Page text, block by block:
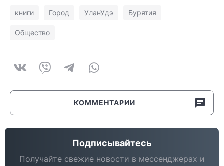
книги Город УланУдэ Бурятия
Общество
КОММЕНТАРИИ
Подписывайтесь
Получайте свежие новости в мессенджерах и